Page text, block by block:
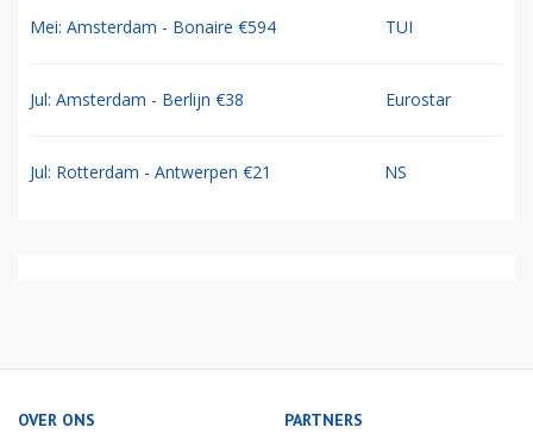
Mei: Amsterdam - Bonaire €594 TUI
Jul: Amsterdam - Berlijn €38 Eurostar
Jul: Rotterdam - Antwerpen €21 NS
OVER ONS PARTNERS